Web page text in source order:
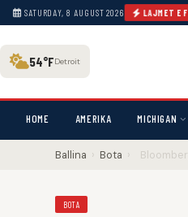
SATURDAY, 8 AUGUST 2026 LAJMET E
për Kolumbinë, presidenti i ri
54°FDetroit
HOME AMERIKA MICHIGAN
Ballina › Bota ›
BOTA